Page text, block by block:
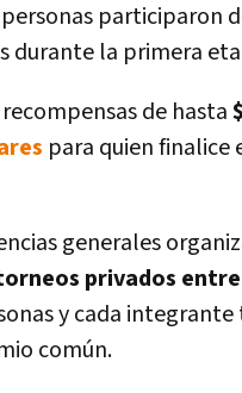
participaron
durante la primera
de hasta
para quien finalice
generales
privados
y cada
común.